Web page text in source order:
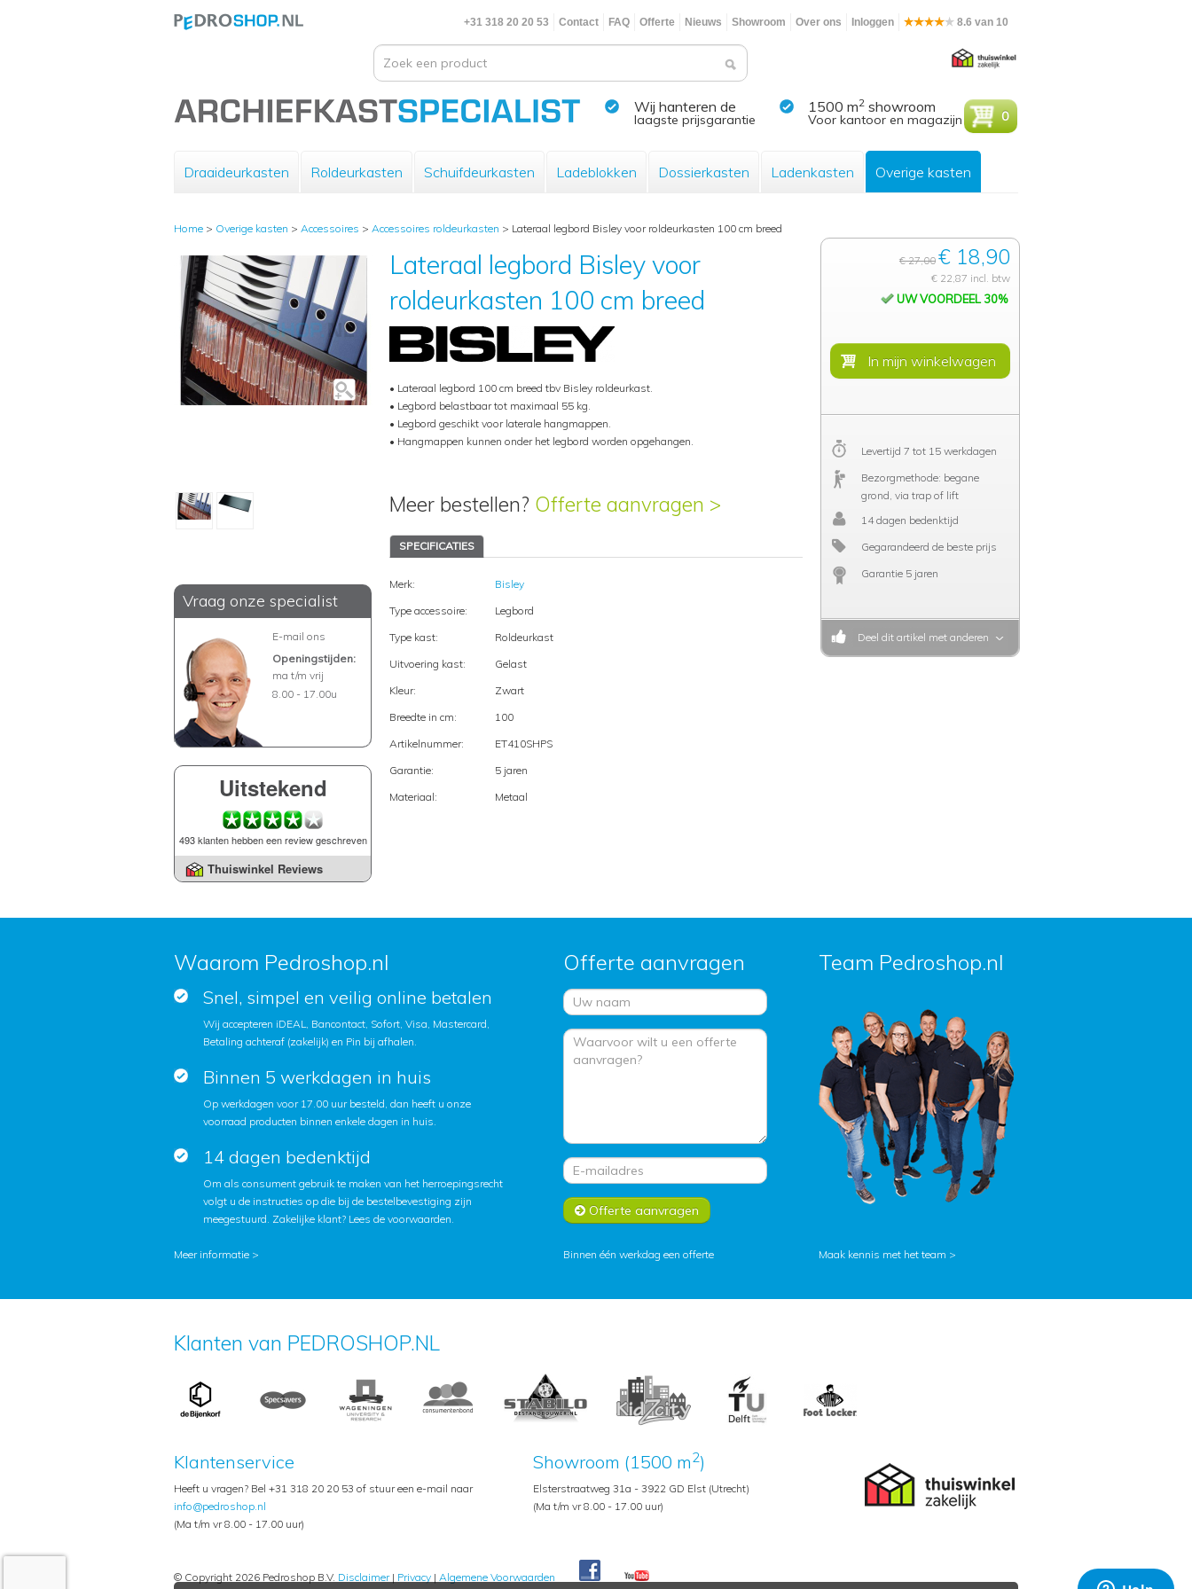
+31 318 20 20 53 Contact FAQ Offerte Nieuws Showroom Over ons Inloggen 8.6 van 10
Wij hanteren de
laagste prijsgarantie
1500 m2 showroom
Voor kantoor en magazijn 0
Draaideurkasten Roldeurkasten Schuifdeurkasten Ladeblokken Dossierkasten Ladenkasten Overige kasten
Home > Overige kasten > Accessoires > Accessoires roldeurkasten > Lateraal legbord Bisley voor roldeurkasten 100 cm breed
Vraag onze specialist
E-mail ons
Openingstijden:
ma t/m vrij
8.00 - 17.00u
Uitstekend
493 klanten hebben een review geschreven
Thuiswinkel Reviews
Lateraal legbord Bisley voor
roldeurkasten 100 cm breed
• Lateraal legbord 100 cm breed tbv Bisley roldeurkast.
• Legbord belastbaar tot maximaal 55 kg.
• Legbord geschikt voor laterale hangmappen.
• Hangmappen kunnen onder het legbord worden opgehangen.
Meer bestellen? Offerte aanvragen >
SPECIFICATIES
Merk:
Bisley
Type accessoire:
Legbord
Type kast:
Roldeurkast
Uitvoering kast:
Gelast
Kleur:
Zwart
Breedte in cm:
100
Artikelnummer:
ET410SHPS
Garantie:
5 jaren
Materiaal:
Metaal
€ 27,00 € 18,90
€ 22,87 incl. btw
UW VOORDEEL 30%
Levertijd 7 tot 15 werkdagen
Bezorgmethode: begane
grond, via trap of lift
14 dagen bedenktijd
Gegarandeerd de beste prijs
Garantie 5 jaren
Deel dit artikel met anderen
Waarom Pedroshop.nl
Snel, simpel en veilig online betalen
Wij accepteren iDEAL, Bancontact, Sofort, Visa, Mastercard,
Betaling achteraf (zakelijk) en Pin bij afhalen.
Binnen 5 werkdagen in huis
Op werkdagen voor 17.00 uur besteld, dan heeft u onze
voorraad producten binnen enkele dagen in huis.
14 dagen bedenktijd
Om als consument gebruik te maken van het herroepingsrecht
volgt u de instructies op die bij de bestelbevestiging zijn
meegestuurd. Zakelijke klant? Lees de voorwaarden.
Offerte aanvragen
Offerte aanvragen
Team Pedroshop.nl
Meer informatie > Binnen één werkdag een offerte Maak kennis met het team >
Klanten van PEDROSHOP.NL
Klantenservice
Heeft u vragen? Bel +31 318 20 20 53 of stuur een e-mail naar
info@pedroshop.nl
(Ma t/m vr 8.00 - 17.00 uur)
Showroom (1500 m2)
Elsterstraatweg 31a - 3922 GD Elst (Utrecht)
(Ma t/m vr 8.00 - 17.00 uur)
© Copyright 2026 Pedroshop B.V. Disclaimer| Privacy | Algemene Voorwaarden
Pedroshop